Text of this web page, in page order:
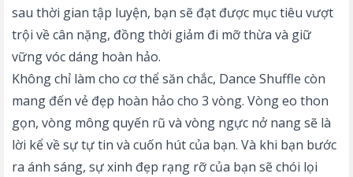
sau thời gian tập luyện, bạn sẽ đạt được mục tiêu vượt
trội về cân nặng, đồng thời giảm đi mỡ thừa và giữ
vững vóc dáng hoàn hảo.
Không chỉ làm cho cơ thể săn chắc, Dance Shuffle còn
mang đến vẻ đẹp hoàn hảo cho 3 vòng. Vòng eo thon
gọn, vòng mông quyến rũ và vòng ngực nở nang sẽ là
lời kể về sự tự tin và cuốn hút của bạn. Và khi bạn bước
ra ánh sáng, sự xinh đẹp rạng rỡ của bạn sẽ chói lọi